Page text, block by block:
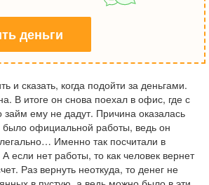
деньги
и сказать, когда подойти за деньгами.
В итоге он снова поехал в офис, где с
займ ему не дадут. Причина оказалась
официальной работы, ведь он
Именно так посчитали в
если нет работы, то как человек вернет
Раз вернуть неоткуда, то денег не